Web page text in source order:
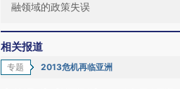
融领域的政策失误
相关报道
专题 2013危机再临亚洲